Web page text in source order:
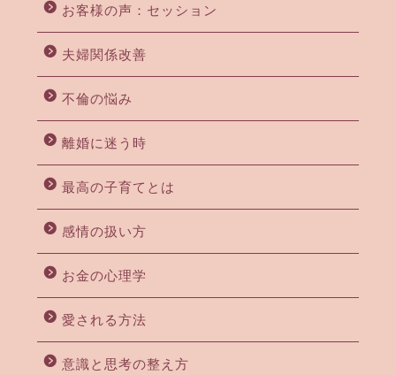
お客様の声：セッション
夫婦関係改善
不倫の悩み
離婚に迷う時
最高の子育てとは
感情の扱い方
お金の心理学
愛される方法
意識と思考の整え方